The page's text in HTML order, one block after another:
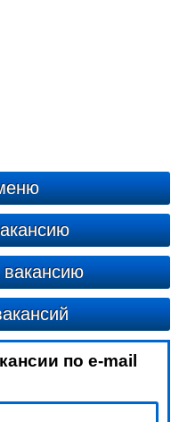
вакансию
по e-mail